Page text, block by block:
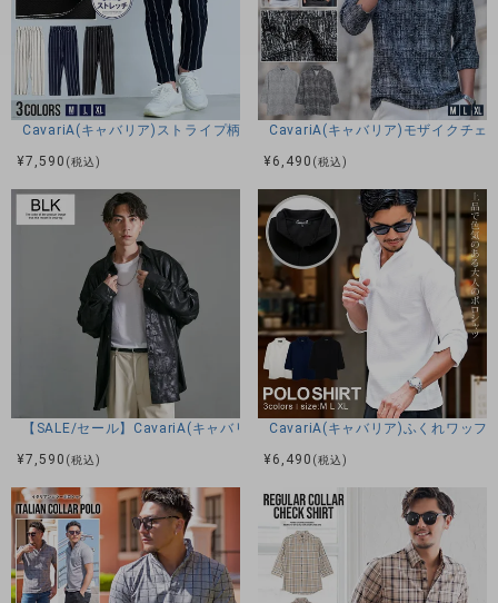
CavariA(キャバリア)ストライプ柄ストレッチアンクルパンツ/全3色
¥7,590 (税込)
CavariA(キャバリア)モザイクチェ
¥6,490 (税込)
【SALE/セール】CavariA(キャバリア)ムラスウェードシャツ/全2色
¥7,590 (税込)
CavariA(キャバリア)ふくれワッフ
¥6,490 (税込)